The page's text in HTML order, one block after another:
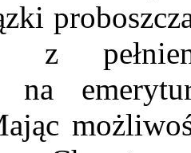
z
na